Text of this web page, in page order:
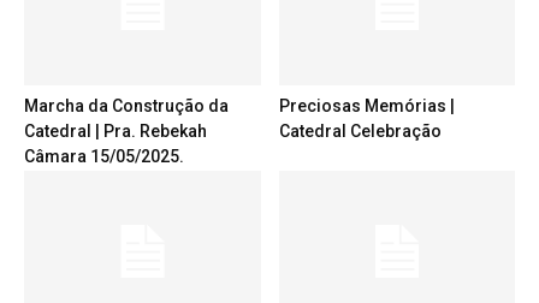
Marcha da Construção da
Catedral | Pra. Rebekah
Câmara 15/05/2025.
Preciosas Memórias |
Catedral Celebração